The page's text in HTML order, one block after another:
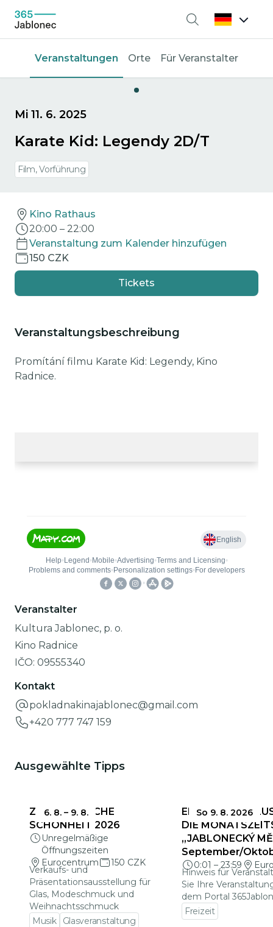
Suche
Veranstaltungen Orte Für Veranstalter
Mi 11. 6. 2025
Karate Kid: Legendy 2D/T
Film, Vorführung
Kino Rathaus
20:00 – 22:00
Veranstaltung zum Kalender hinzufügen
150 CZK
Tickets
Veranstaltungsbeschreibung
Promítání filmu Karate Kid: Legendy, Kino
Radnice.
Veranstalter
Kultura Jablonec, p. o.
Kino Radnice
IČO: 09555340
Kontakt
pokladnakinajablonec@gmail.com
+420 777 747 159
Ausgewählte Tipps
6. 8. – 9. 8.
ZERBRECHLICHE
SCHÖNHEIT 2026
Unregelmäßige
Öffnungszeiten
Eurocentrum
150 CZK
Verkaufs- und
Präsentationsausstellung für
Glas, Modeschmuck und
Weihnachtsschmuck
Musik
Glasveranstaltung
So 9. 8. 2026
DIE
„JABLONECKÝ
September/
0:01 – 23:59
Hinweis für
Sie Ihre
dem Portal
Freizeit